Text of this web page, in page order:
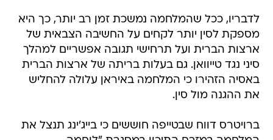
לדבריו, ככל שהמלחמה נמשכת זמן רב יותר, כך היא
מספקת לסין יותר לקחים על החשיבה הצבאית של
ארצות הברית ועל תרחישי תגובה אפשריים למהלך
סיני נגד טייוואן. גם בעלות בריתה של ארצות הברית
באסיה הזהירו כי המלחמה באיראן עלולה להחליש
את ההגנה מול סין.
ברויטרס דווח שבטייפה חוששים כי בייג'ינג תנצל את